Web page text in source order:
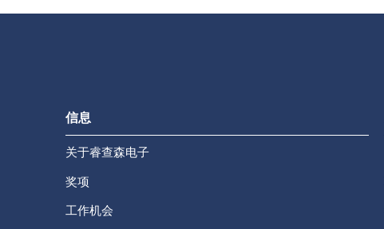
信息
关于睿查森电子
奖项
工作机会